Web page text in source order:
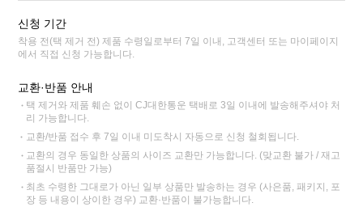
신청 기간
착용 전(택 제거 전) 제품 수령일로부터 7일 이내, 고객센터 또는 마이페이지
에서 직접 신청 가능합니다.
교환·반품 안내
택 제거와 제품 훼손 없이 CJ대한통운 택배로 3일 이내에 발송해주셔야 처
리 가능합니다.
교환/반품 접수 후 7일 이내 미도착시 자동으로 신청 철회됩니다.
교환의 경우 동일한 상품의 사이즈 교환만 가능합니다. (맞교환 불가 / 재고
품절시 반품만 가능)
최초 수령한 그대로가 아닌 일부 상품만 발송하는 경우 (사은품, 패키지, 포
장 등 내용이 상이한 경우) 교환·반품이 불가능합니다.